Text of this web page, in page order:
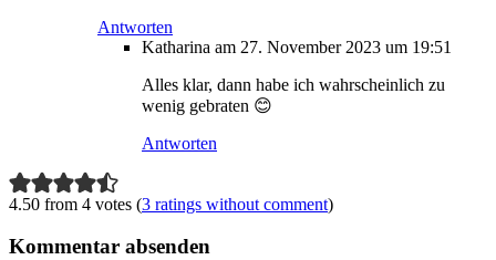
Antworten
Katharina am 27. November 2023 um 19:51
Alles klar, dann habe ich wahrscheinlich zu
wenig gebraten 😊
Antworten
4.50 from 4 votes (3 ratings without comment)
Kommentar absenden